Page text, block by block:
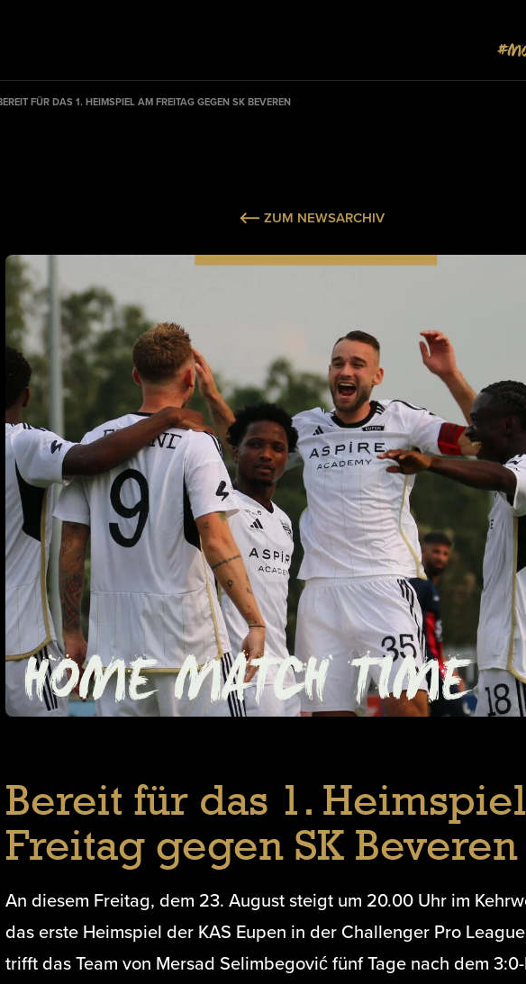
FÜR DAS 1. HEIMSPIEL AM FREITAG GEGEN SK BEVEREN
ZUM NEWSARCHIV
Bereit für das 1.
Freitag gegen SK Beveren
An diesem Freitag, dem 23. August steigt um 20.00 Uhr im
das erste Heimspiel der KAS Eupen in der Challenger Pro
trifft das Team von Mersad Selimbegović fünf Tage nach dem